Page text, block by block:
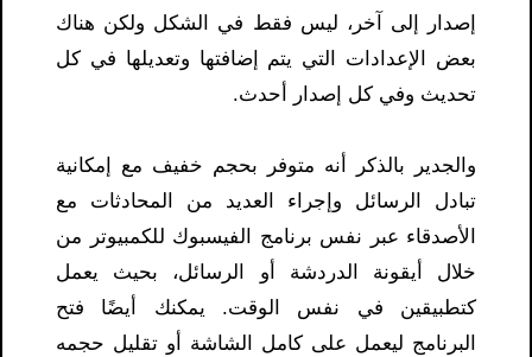
إصدار إلى آخر، ليس فقط في الشكل ولكن هناك
بعض الإعدادات التي يتم إضافتها وتعديلها في كل
تحديث وفي كل إصدار أحدث.
والجدير بالذكر أنه متوفر بحجم خفيف مع إمكانية
تبادل الرسائل وإجراء العديد من المحادثات مع
الأصدقاء عبر نفس برنامج الفيسبوك للكمبيوتر من
خلال أيقونة الدردشة أو الرسائل، بحيث يعمل
كتطبيقين في نفس الوقت. يمكنك أيضًا فتح
البرنامج ليعمل على كامل الشاشة أو تقليل حجمه